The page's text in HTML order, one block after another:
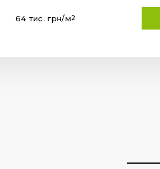
64 тис.грн/м2